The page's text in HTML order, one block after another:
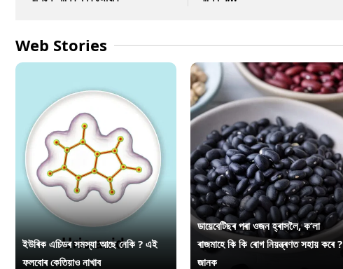
Web Stories
ইউৰিক এচিডৰ সমস্যা আছে নেকি ? এই
ফলবোৰ কেতিয়াও নাখাব
ডায়েবেটিছৰ পৰা ওজন হ্ৰাসলৈ, ক’লা
ৰাজমাহে কি কি ৰোগ নিয়ন্ত্ৰণত সহায় কৰে ?
জানক